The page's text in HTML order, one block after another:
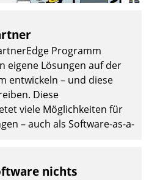
Programm
eigene Lösungen auf der
entwickeln – und diese
Diese
viele Möglichkeiten für
– auch als Software-as-a-
nichts